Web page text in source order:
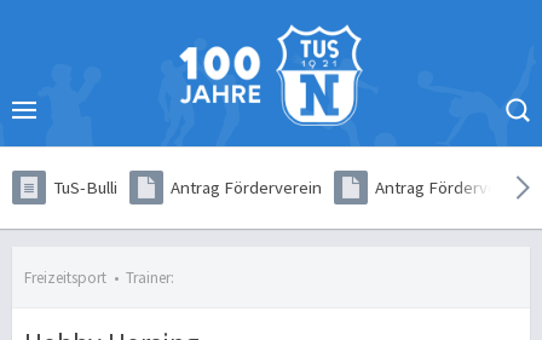
TuS-Bulli Antrag Förderverein Antrag Förderverein
Freizeitsport • Trainer: